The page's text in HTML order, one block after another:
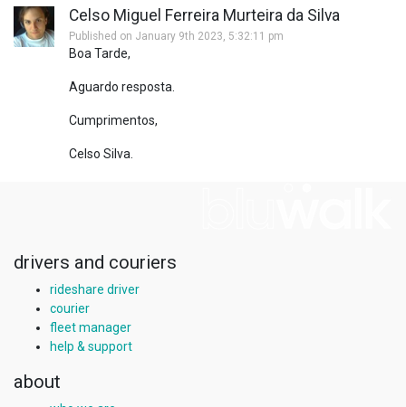
Celso Miguel Ferreira Murteira da Silva
Published on January 9th 2023, 5:32:11 pm
Boa Tarde,
Aguardo resposta.
Cumprimentos,
Celso Silva.
drivers and couriers
rideshare driver
courier
fleet manager
help & support
about